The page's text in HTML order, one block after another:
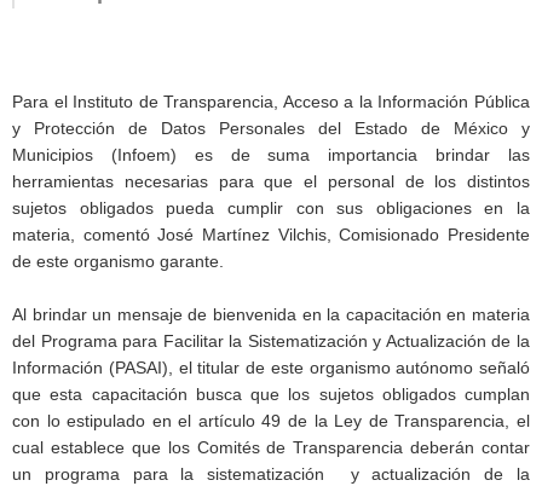
Para el Instituto de Transparencia, Acceso a la Información Pública
y Protección de Datos Personales del Estado de México y
Municipios (Infoem) es de suma importancia brindar las
herramientas necesarias para que el personal de los distintos
sujetos obligados pueda cumplir con sus obligaciones en la
materia, comentó José Martínez Vilchis, Comisionado Presidente
de este organismo garante.
Al brindar un mensaje de bienvenida en la capacitación en materia
del Programa para Facilitar la Sistematización y Actualización de la
Información (PASAI), el titular de este organismo autónomo señaló
que esta capacitación busca que los sujetos obligados cumplan
con lo estipulado en el artículo 49 de la Ley de Transparencia, el
cual establece que los Comités de Transparencia deberán contar
un programa para la sistematización y actualización de la